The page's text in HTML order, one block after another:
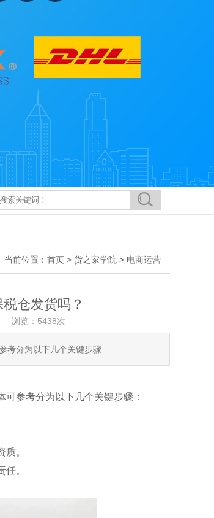
当前位置： 首页 > 货之家学院 > 电商运营
仓发货吗？
浏览：5438次
考分为以下几个关键步骤
参考分为以下几个关键步骤：
。
。